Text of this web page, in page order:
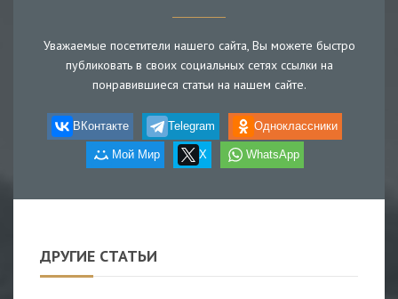
Уважаемые посетители нашего сайта, Вы можете быстро
публиковать в своих социальных сетях ссылки на
понравившиеся статьи на нашем сайте.
ВКонтакте Telegram Одноклассники
Мой Мир X WhatsApp
ДРУГИЕ СТАТЬИ